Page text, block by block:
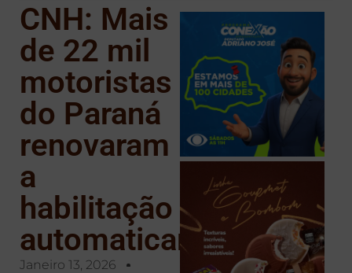
CNH: Mais
de 22 mil
motoristas
do Paraná
renovaram
a
habilitação
automaticamente
Janeiro 13, 2026